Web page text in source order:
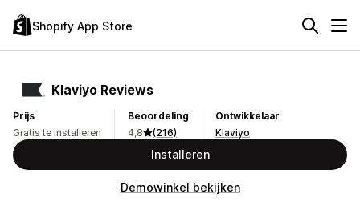
Shopify App Store
Klaviyo Reviews
Prijs
Gratis te installeren
Beoordeling
4,8
(216)
Ontwikkelaar
Klaviyo
Installeren
Demowinkel bekijken